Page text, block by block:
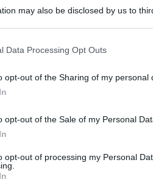
may also be disclosed by us to
including but not limited to your visit or
to Google and its third-party tags to
consent section.
Data Processing Opt Outs
opt-out of the Sharing of my personal
opt-out of the Sale of my Personal
opt-out of processing my Personal
in calce, con le loro
i nomi di sette membri
Timothy E. Johnston
per ottenere il
Il “Metodo Delphi” è
campo medico, per fare in
nella forma più limpida